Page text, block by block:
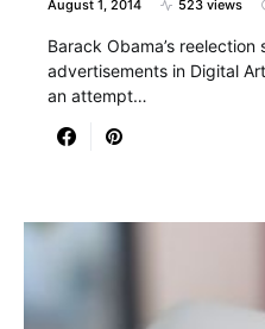
August 1, 2014 523 views
Barack Obama’s
advertisements in Digital
an attempt…